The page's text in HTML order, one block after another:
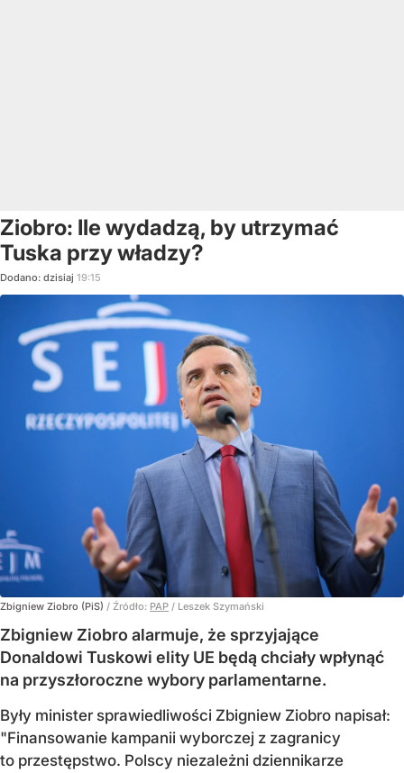
Ziobro: Ile wydadzą, by utrzymać
Tuska przy władzy?
Dodano: dzisiaj 19:15
Zbigniew Ziobro (PiS) / Źródło: PAP / Leszek Szymański
Zbigniew Ziobro alarmuje, że sprzyjające
Donaldowi Tuskowi elity UE będą chciały wpłynąć
na przyszłoroczne wybory parlamentarne.
Były minister sprawiedliwości Zbigniew Ziobro napisał:
"Finansowanie kampanii wyborczej z zagranicy
to przestępstwo. Polscy niezależni dziennikarze